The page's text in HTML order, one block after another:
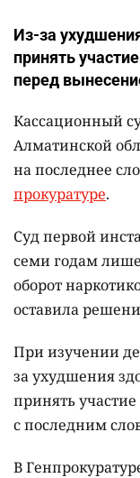
Из-за
принять
перед
Кассационный
Алматинской
на последнее
прокуратуре.
Суд первой
семи годам
оборот
оставила
При изучении
за ухудшения
принять
с последним
В